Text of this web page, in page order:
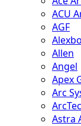
ACU
AGF
Allen
Angel
Apex
Arc
ArcTec
Astra